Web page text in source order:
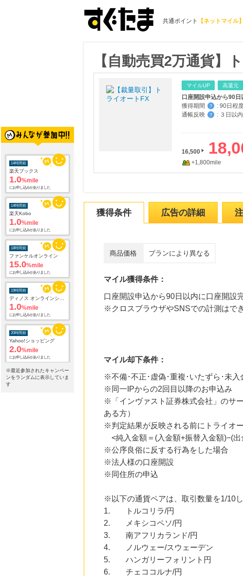
共通ポイント 【ネットマイル】
14時間前
楽天ブックス
1.0%mile
にお申し込みがありました
14時間前
楽天Kobo
1.0%mile
にお申し込みがありました
18時間前
ファンケルオンライン
15.0%mile
にお申し込みがありました
19時間前
1.0%mile
にお申し込みがありました
20時間前
Yahoo!ショッピング
2.0%mile
にお申し込みがありました
20時間前
※最近参加されたキャンペー
ンをランダムに表示していま
す
【自動売買2万通貨】
マイルUP 高還元
獲得期間
？ : 90日程
通帳反映
？ : ３日以内
16,500
+1,800mile
獲得条件 広告の詳細
商品価格 プランにより異なる
マイル獲得条件：
口座開設申込から90日以内に口座開設
※クロスブラウザやSNSでの計測はでき
マイル却下条件：
※不備･不正･虚偽･重複･いたずら･未入
※同一IPからの2回目以降のお申込み
※「インヴァスト証券株式会社」のサ
ある方）
※判定結果が反映される前にトライオ
<純入金額＝(入金額+振替入金額)−(出
※公序良俗に反する行為をした場合
※法人様の口座開設
※同住所の申込
※以下の通貨ペアは、取引数量を1/10
1. トルコリラ/円
2. メキシコペソ/円
3. 南アフリカランド/円
4. ノルウェー/スウェーデン
5. ハンガリーフォリント円
6. チェココルナ/円